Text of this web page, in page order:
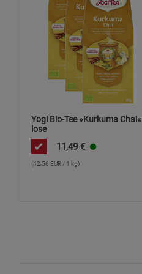
Yogi Bio-Tee »Kurkuma Chai«
lose
11,49 €
(42,56 EUR / 1 kg)